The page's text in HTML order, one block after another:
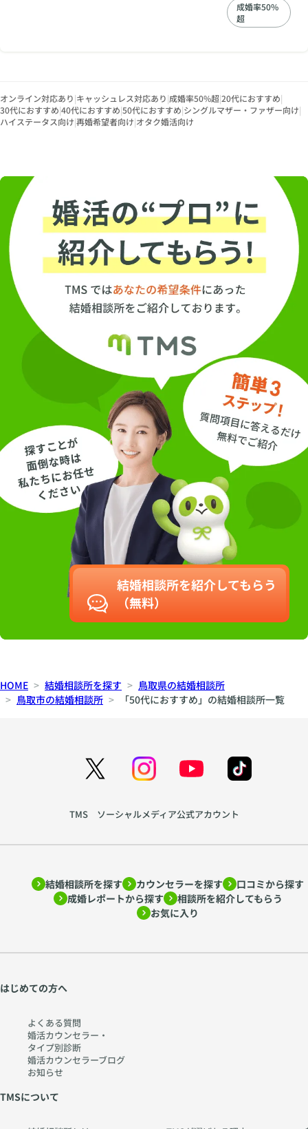
成婚率50%
超
オンライン対応あり|キャッシュレス対応あり|成婚率50%超|20代におすすめ|
30代におすすめ|40代におすすめ|50代におすすめ|シングルマザー・ファザー向け|
ハイステータス向け|再婚希望者向け|オタク婚活向け
結婚相談所を紹介してもらう
（無料）
HOME 結婚相談所を探す
鳥取県の結婚相談所
鳥取市の結婚相談所
「50代におすすめ」の結婚相談所一覧
TMS ソーシャルメディア公式アカウント
結婚相談所を探す カウンセラーを探す
口コミから探す
成婚レポートから探す
相談所を紹介してもらう
お気に入り
はじめての方へ
よくある質問
婚活カウンセラー・
タイプ別診断
婚活カウンセラーブログ
お知らせ
TMSについて